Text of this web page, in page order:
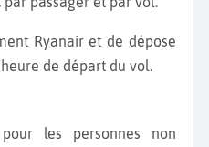
de départ du vol.